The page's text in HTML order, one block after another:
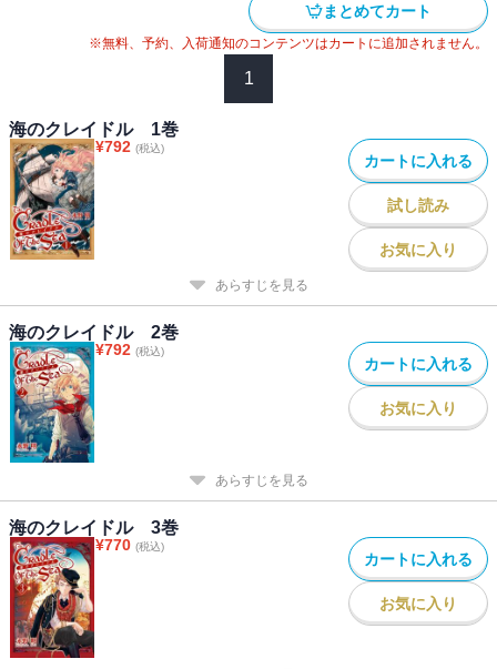
まとめてカート
※無料、予約、入荷通知のコンテンツはカートに追加されません。
1
海のクレイドル 1巻
¥792 (税込)
カートに入れる
試し読み
お気に入り
あらすじを見る
海のクレイドル 2巻
¥792 (税込)
カートに入れる
お気に入り
あらすじを見る
海のクレイドル 3巻
¥770 (税込)
カートに入れる
お気に入り